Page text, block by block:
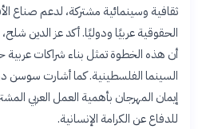
ثقافية وسينمائية مشتركة، لدعم صناع
الحقوقية عربيًا ودوليًا. أكد عز الدين
أن هذه الخطوة تمثل بناء شراكات
السينما الفلسطينية. كما أشارت سوسن
إيمان المهرجان بأهمية العمل العربي
للدفاع عن الكرامة الإنسانية.